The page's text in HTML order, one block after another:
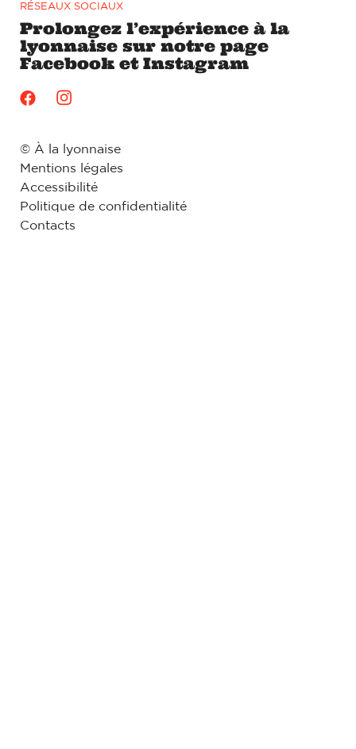
RÉSEAUX SOCIAUX
Prolongez l’expérience à la
lyonnaise sur notre page
Facebook et Instagram
© À la lyonnaise
Mentions légales
Accessibilité
Politique de confidentialité
Contacts